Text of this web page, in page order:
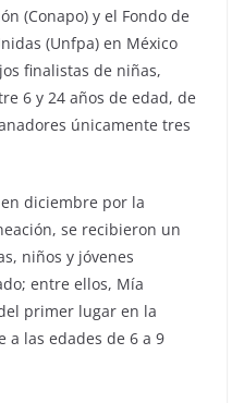
(Conapo) y el Fondo de
(Unfpa) en México
finalistas de niñas,
6 y 24 años de edad, de
únicamente tres
diciembre por la
se recibieron un
niños y jóvenes
entre ellos, Mía
primer lugar en la
a las edades de 6 a 9